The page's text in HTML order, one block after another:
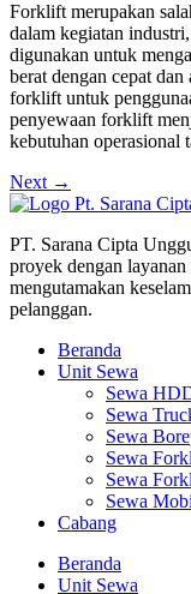
Forklift merupakan
dalam kegiatan
digunakan untuk
berat dengan cepat
forklift untuk
penyewaan forklift
kebutuhan
Next →
PT. Sarana Cipta
proyek dengan
mengutamakan
pelanggan.
Beranda
Unit Sewa
Sewa
Sewa
Sewa
Sewa
Sewa
Sewa
Cabang
Beranda
Unit Sewa